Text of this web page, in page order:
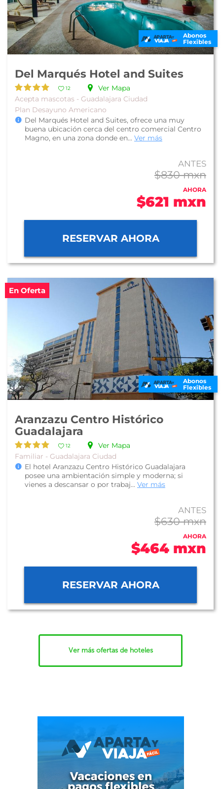
Abonos
Flexibles
Del Marqués Hotel and Suites
12
Ver Mapa
Acepta mascotas - Guadalajara Ciudad
Plan Desayuno Americano
Del Marqués Hotel and Suites, ofrece una muy
buena ubicación cerca del centro comercial Centro
Magno, en una zona donde en... Ver más
ANTES
$830 mxn
AHORA
$621 mxn
RESERVAR AHORA
En Oferta
Abonos
Flexibles
Aranzazu Centro Histórico
Guadalajara
12
Ver Mapa
Familiar - Guadalajara Ciudad
El hotel Aranzazu Centro Histórico Guadalajara
posee una ambientación simple y moderna; si
vienes a descansar o por trabaj... Ver más
ANTES
$630 mxn
AHORA
$464 mxn
RESERVAR AHORA
Ver más ofertas de hoteles